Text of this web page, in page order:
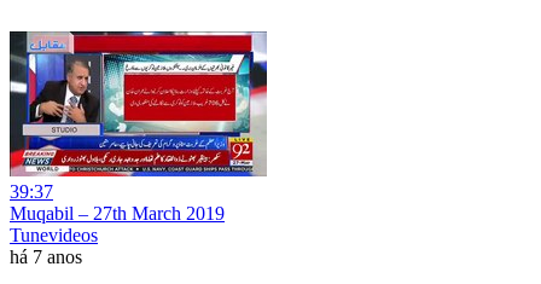
39:37
Muqabil – 27th March 2019
Tunevideos
há 7 anos